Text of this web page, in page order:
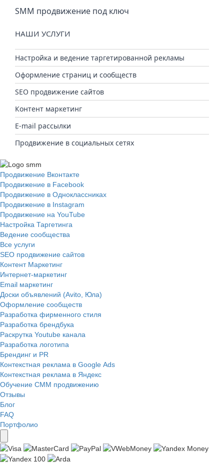
SMM продвижение под ключ
НАШИ УСЛУГИ
Настройка и ведение таргетированной рекламы
Оформление страниц и сообществ
SEO продвижение сайтов
Контент маркетинг
E-mail рассылки
Продвижение в социальных сетях
Продвижение Вконтакте
Продвижение в Facebook
Продвижение в Одноклассниках
Продвижение в Instagram
Продвижение на YouTube
Настройка Таргетинга
Ведение сообщества
Все услуги
SEO продвижение сайтов
Контент Маркетинг
Интернет-маркетинг
Email маркетинг
Доски объявлений (Avito, Юла)
Оформление сообществ
Разработка фирменного стиля
Разработка брендбука
Раскрутка Youtube канала
Разработка логотипа
Брендинг и PR
Контекстная реклама в Google Ads
Контекстная реклама в Яндекс
Обучение СММ продвижению
Отзывы
Блог
FAQ
Портфолио